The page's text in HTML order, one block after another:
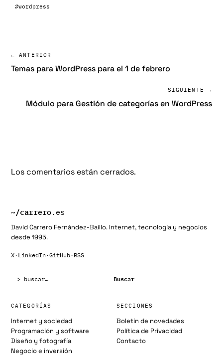
#wordpress
← ANTERIOR
Temas para WordPress para el 1 de febrero
SIGUIENTE →
Módulo para Gestión de categorías en WordPress
Los comentarios están cerrados.
~/carrero.es
David Carrero Fernández-Baillo. Internet, tecnología y negocios
desde 1995.
X· LinkedIn·GitHub· RSS
Buscar
CATEGORÍAS
Internet y sociedad
Programación y software
Diseño y fotografía
Negocio e inversión
SECCIONES
Boletín de novedades
Política de Privacidad
Contacto